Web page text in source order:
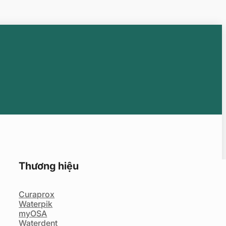
Thương hiệu
Curaprox
Waterpik
myOSA
Waterdent